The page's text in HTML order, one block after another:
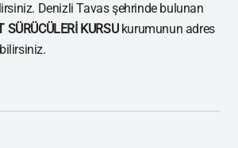
Denizli Tavas şehrinde bulunan
KURSUkurumunun adres